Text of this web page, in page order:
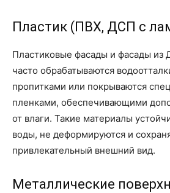
Пластик (ПВХ, ДСП с
Пластиковые фасады и фасады из
часто обрабатываются
пропитками или покрываются
пленками, обеспечивающими
от влаги. Такие материалы
воды, не деформируются и
привлекательный внешний вид.
Металлические